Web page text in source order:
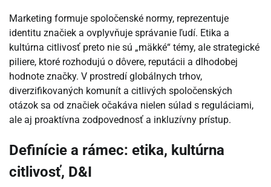
Marketing formuje spoločenské normy, reprezentuje
identitu značiek a ovplyvňuje správanie ľudí. Etika a
kultúrna citlivosť preto nie sú „mäkké“ témy, ale strategické
piliere, ktoré rozhodujú o dôvere, reputácii a dlhodobej
hodnote značky. V prostredí globálnych trhov,
diverzifikovaných komunít a citlivých spoločenských
otázok sa od značiek očakáva nielen súlad s reguláciami,
ale aj proaktívna zodpovednosť a inkluzívny prístup.
Definície a rámec: etika, kultúrna
citlivosť, D&I